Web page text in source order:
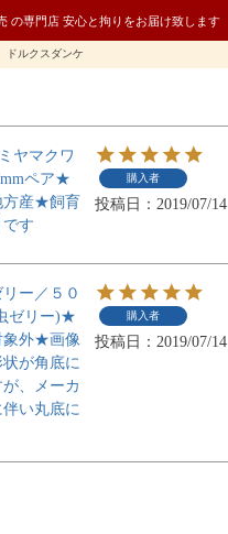
の専門店 安心と拘りをお届け致します
ルクスダンケ
ヤマクワ
ペア★
方産★飼育
す
購入者
投稿日 2019/07/14
ー／５０
ゼリー)★
象外★画像
が角底に
、メーカ
い丸底に
購入者
投稿日 2019/07/14